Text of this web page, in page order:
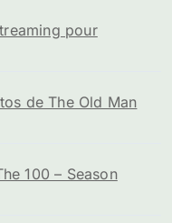
pour
de The Old Man
100 – Season